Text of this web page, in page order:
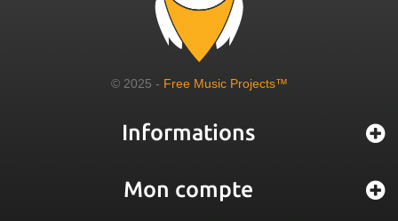
© 2025 - Free Music Projects™
Informations
Mon compte